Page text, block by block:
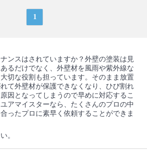
1
ンスはされていますか？外壁の塗装は見
るだけでなく、外壁材を風雨や紫外線な
切な役割も担っています。そのまま放置
て外壁材が保護できなくなり、ひび割れ
因となってしまうので早めに対応するこ
アマイスターなら、たくさんのプロの中
ったプロに素早く依頼することができま
。